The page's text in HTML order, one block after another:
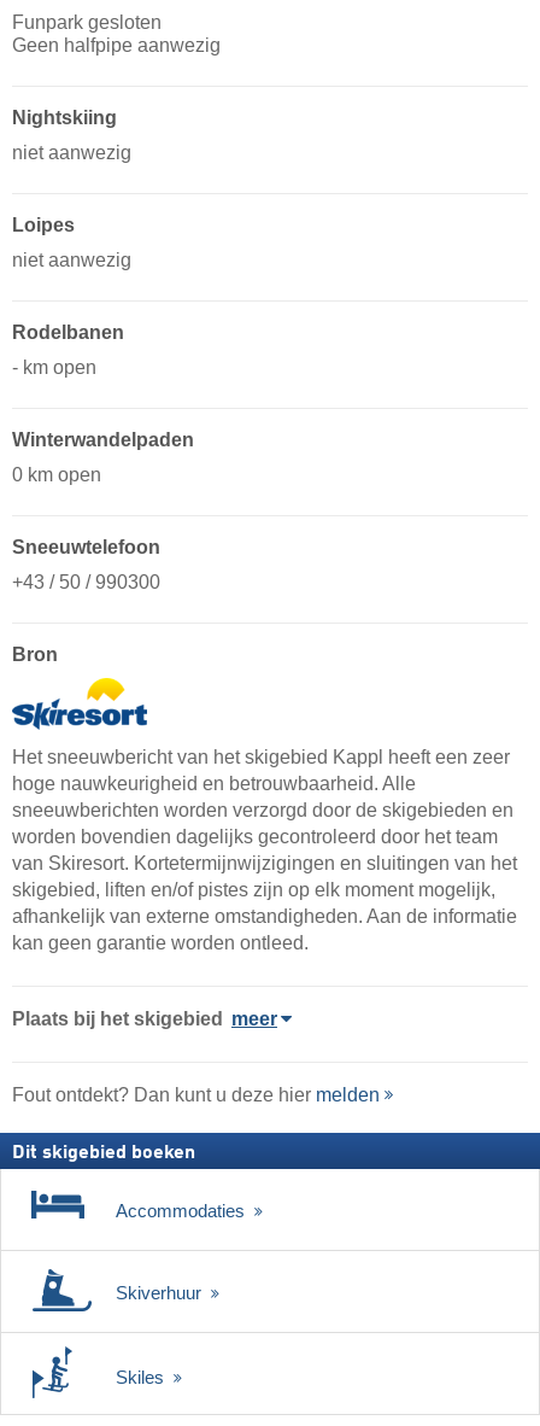
Funpark gesloten
Geen halfpipe aanwezig
Nightskiing
niet aanwezig
Loipes
niet aanwezig
Rodelbanen
- km open
Winterwandelpaden
0 km open
Sneeuwtelefoon
+43 / 50 / 990300
Bron
Het sneeuwbericht van het skigebied Kappl heeft een zeer
hoge nauwkeurigheid en betrouwbaarheid. Alle
sneeuwberichten worden verzorgd door de skigebieden en
worden bovendien dagelijks gecontroleerd door het team
van Skiresort. Kortetermijnwijzigingen en sluitingen van het
skigebied, liften en/of pistes zijn op elk moment mogelijk,
afhankelijk van externe omstandigheden. Aan de informatie
kan geen garantie worden ontleed.
Plaats bij het skigebied meer
Fout ontdekt? Dan kunt u deze hier melden
Dit skigebied boeken
Accommodaties
Skiverhuur
Skiles